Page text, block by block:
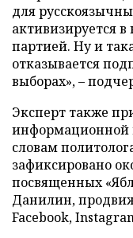
для
активизируется в
партией. Ну и
отказывается
выборах», –
Эксперт также
информационной
словам
зафиксировано
посвященных
Данилин,
Facebook,